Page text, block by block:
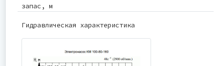
запас, м
Гидравлическая характеристика